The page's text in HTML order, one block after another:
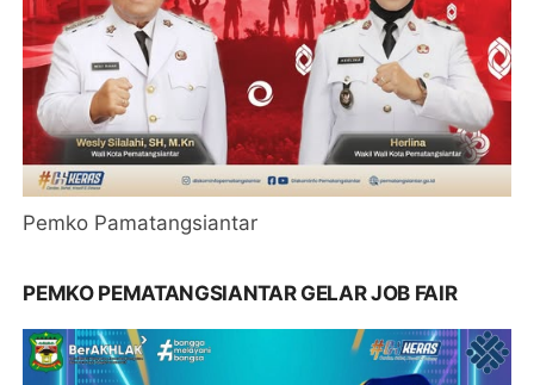
Pemko Pamatangsiantar
PEMKO PEMATANGSIANTAR GELAR JOB FAIR